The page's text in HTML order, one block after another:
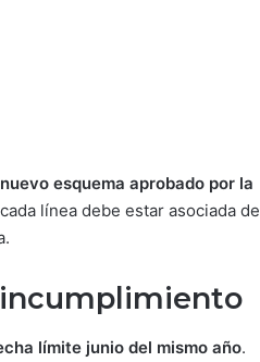
esquema aprobado por la
línea debe estar asociada de
incumplimiento
límite junio del mismo año.